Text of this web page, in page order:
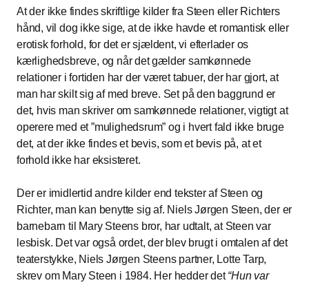
At der ikke findes skriftlige kilder fra Steen eller Richters
hånd, vil dog ikke sige, at de ikke havde et romantisk eller
erotisk forhold, for det er sjældent, vi efterlader os
kærlighedsbreve, og når det gælder samkønnede
relationer i fortiden har der været tabuer, der har gjort, at
man har skilt sig af med breve. Set på den baggrund er
det, hvis man skriver om samkønnede relationer, vigtigt at
operere med et ”mulighedsrum” og i hvert fald ikke bruge
det, at der ikke findes et bevis, som et bevis på, at et
forhold ikke har eksisteret.
Der er imidlertid andre kilder end tekster af Steen og
Richter, man kan benytte sig af. Niels Jørgen Steen, der er
barnebarn til Mary Steens bror, har udtalt, at Steen var
lesbisk. Det var også ordet, der blev brugt i omtalen af det
teaterstykke, Niels Jørgen Steens partner, Lotte Tarp,
skrev om Mary Steen i 1984. Her hedder det Hun var